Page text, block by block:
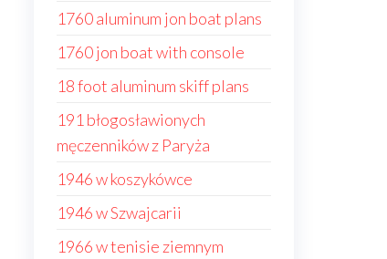
1760 aluminum jon boat plans
1760 jon boat with console
18 foot aluminum skiff plans
191 błogosławionych
męczenników z Paryża
1946 w koszykówce
1946 w Szwajcarii
1966 w tenisie ziemnym